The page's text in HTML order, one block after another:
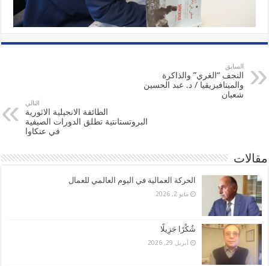
السابق
النجف “الغري” والذاكرة
والميتافيزيقيا / د. عبد الحسين
شعبان
التالي
الطائفة الانجيلية الاثورية
البروتستانتية تطلق الدورات الصيفية
في عنكاوا
مقالات
الحركة العمالية في اليوم العالمي للعمال
مايو 2, 2026
شُكْرًا جَزِيلًا
أبريل 29, 2026